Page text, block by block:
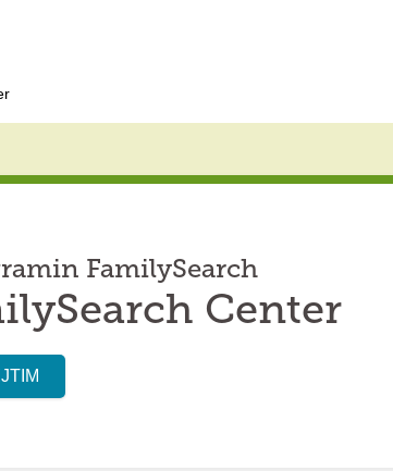
FamilySearch
Center